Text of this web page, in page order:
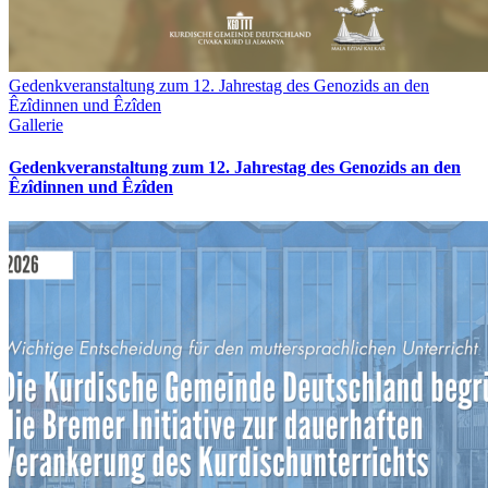
Gedenkveranstaltung zum 12. Jahrestag des Genozids an den
Êzîdinnen und Êzîden
Gallerie
Gedenkveranstaltung zum 12. Jahrestag des Genozids an den
Êzîdinnen und Êzîden